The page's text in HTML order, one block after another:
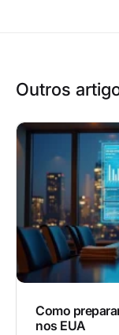
Outros
Como
nos EUA